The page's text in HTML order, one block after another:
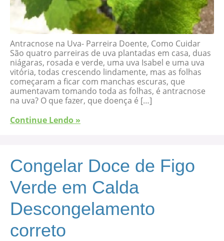
Antracnose na Uva- Parreira Doente, Como Cuidar
São quatro parreiras de uva plantadas em casa, duas
niágaras, rosada e verde, uma uva Isabel e uma uva
vitória, todas crescendo lindamente, mas as folhas
começaram a ficar com manchas escuras, que
aumentavam tomando toda as folhas, é antracnose
na uva? O que fazer, que doença é […]
Continue Lendo »
Congelar Doce de Figo
Verde em Calda
Descongelamento
correto